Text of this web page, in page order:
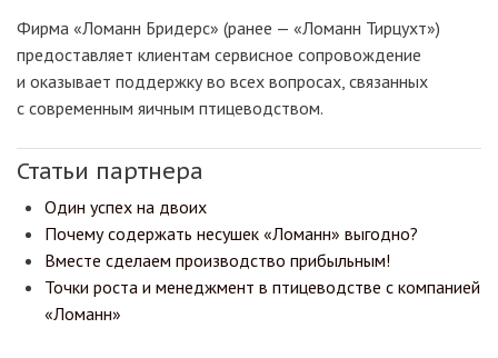
Фирма «Ломанн Бридерс» (ранее — «Ломанн Тирцухт»)
предоставляет клиентам сервисное сопровождение
и оказывает поддержку во всех вопросах, связанных
с современным яичным птицеводством.
Статьи партнера
Один успех на двоих
Почему содержать несушек «Ломанн» выгодно?
Вместе сделаем производство прибыльным!
Точки роста и менеджмент в птицеводстве с компанией
«Ломанн»